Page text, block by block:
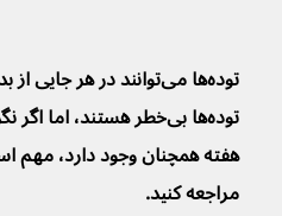
توده‌ها می‌توانند در هر
هفته همچنان وجود دارد،
مراجعه کنید.